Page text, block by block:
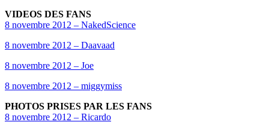
VIDEOS DES FANS
8 novembre 2012 – NakedScience
8 novembre 2012 – Daavaad
8 novembre 2012 – Joe
8 novembre 2012 – miggymiss
PHOTOS PRISES PAR LES FANS
8 novembre 2012 – Ricardo